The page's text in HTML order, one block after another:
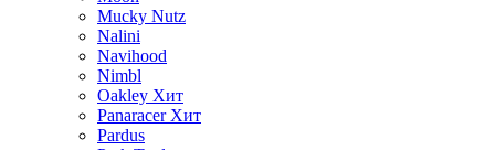
Mucky Nutz
Nalini
Navihood
Nimbl
Oakley Хит
Panaracer Хит
Pardus